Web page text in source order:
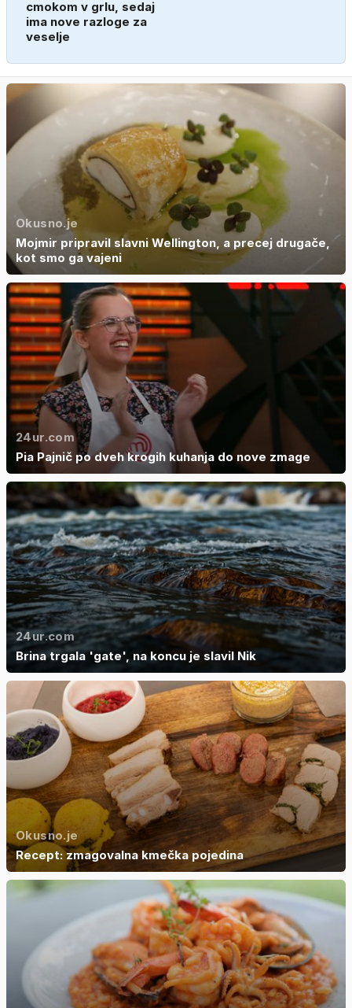
cmokom v grlu, sedaj
ima nove razloge za
veselje
Okusno.je
Mojmir pripravil slavni Wellington, a precej drugače,
kot smo ga vajeni
24ur.com
Pia Pajnič po dveh krogih kuhanja do nove zmage
24ur.com
Brina trgala 'gate', na koncu je slavil Nik
Okusno.je
Recept: zmagovalna kmečka pojedina